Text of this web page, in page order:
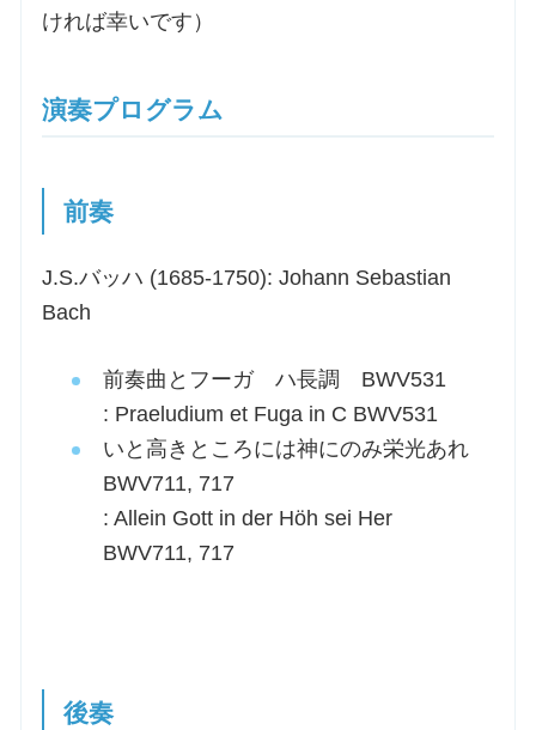
ければ幸いです）
演奏プログラム
前奏
J.S.バッハ (1685-1750): Johann Sebastian
Bach
前奏曲とフーガ ハ長調 BWV531
: Praeludium et Fuga in C BWV531
いと高きところには神にのみ栄光あれ
BWV711, 717
: Allein Gott in der Höh sei Her
BWV711, 717
後奏